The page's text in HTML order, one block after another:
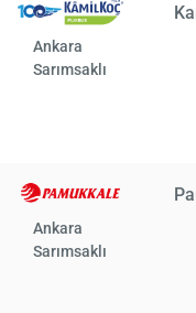
Ankara
Sarımsaklı
Ankara
Sarımsaklı